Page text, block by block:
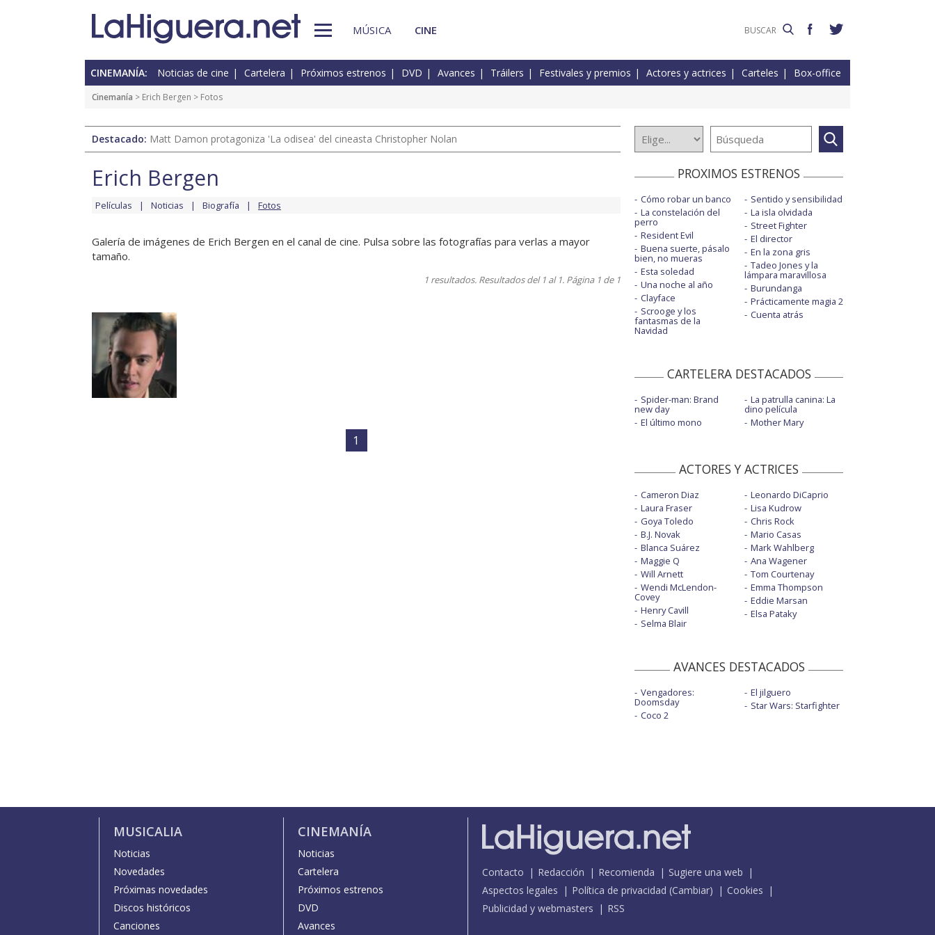
MÚSICA CINE
CINEMANÍA: Noticias de cine Cartelera Próximos estrenos DVD Avances Tráilers Festivales y premios Actores y actrices Carteles Box-office
Cinemanía > Erich Bergen > Fotos
Destacado: Matt Damon protagoniza 'La odisea' del cineasta Christopher Nolan
Erich Bergen
Películas Noticias Biografía Fotos
Galería de imágenes de Erich Bergen en el canal de cine. Pulsa sobre las fotografías para verlas a mayor
tamaño.
1 resultados. Resultados del 1 al 1. Página 1 de 1
1
PROXIMOS ESTRENOS
Cómo robar un banco
La constelación del
perro
Resident Evil
Buena suerte, pásalo
bien, no mueras
Esta soledad
Una noche al año
Clayface
Scrooge y los
fantasmas de la
Navidad
Sentido y sensibilidad
La isla olvidada
Street Fighter
El director
En la zona gris
Tadeo Jones y la
lámpara maravillosa
Burundanga
Prácticamente magia 2
Cuenta atrás
CARTELERA DESTACADOS
Spider-man: Brand
new day
El último mono
La patrulla canina: La
dino película
Mother Mary
ACTORES Y ACTRICES
Cameron Diaz
Laura Fraser
Goya Toledo
B.J. Novak
Blanca Suárez
Maggie Q
Will Arnett
Wendi McLendon-
Covey
Henry Cavill
Selma Blair
Leonardo DiCaprio
Lisa Kudrow
Chris Rock
Mario Casas
Mark Wahlberg
Ana Wagener
Tom Courtenay
Emma Thompson
Eddie Marsan
Elsa Pataky
AVANCES DESTACADOS
Vengadores:
Doomsday
Coco 2
El jilguero
Star Wars: Starfighter
MUSICALIA
Noticias
Novedades
Próximas novedades
Discos históricos
Canciones
CINEMANÍA
Noticias
Cartelera
Próximos estrenos
DVD
Avances
Contacto Redacción Recomienda
Sugiere una web
Aspectos legales
Política de privacidad (Cambiar)
Cookies
Publicidad y webmasters
RSS